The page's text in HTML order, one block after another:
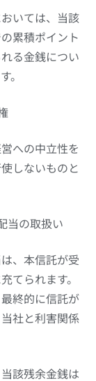
いては、当該
累積ポイント
る金銭につい
。
への中立性を
しないものと
当の取扱い
、本信託が受
てられます。
終的に信託が
社と利害関係
該残余金銭は